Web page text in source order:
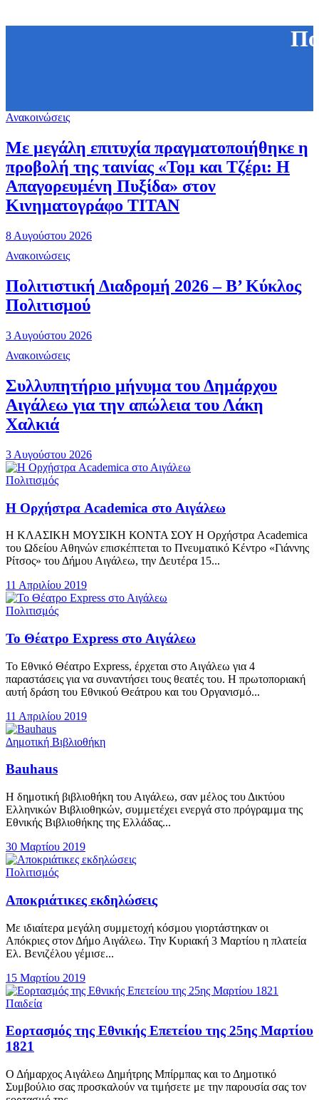
Ανακοινώσεις
Με μεγάλη επιτυχία πραγματοποιήθηκε η
προβολή της ταινίας «Τομ και Τζέρι: Η
Απαγορευμένη Πυξίδα» στον
Κινηματογράφο ΤΙΤΑΝ
8 Αυγούστου 2026
Ανακοινώσεις
Πολιτιστική Διαδρομή 2026 – Β’ Κύκλος
Πολιτισμού
3 Αυγούστου 2026
Ανακοινώσεις
Συλλυπητήριο μήνυμα του Δημάρχου
Αιγάλεω για την απώλεια του Λάκη
Χαλκιά
3 Αυγούστου 2026
Πολιτισμός
H Ορχήστρα Academica στο Αιγάλεω
Η ΚΛΑΣΙΚΗ ΜΟΥΣΙΚΗ ΚΟΝΤΑ ΣΟΥ Η Ορχήστρα Academica
του Ωδείου Αθηνών επισκέπτεται το Πνευματικό Κέντρο «Γιάννης
Ρίτσος» του Δήμου Αιγάλεω, την Δευτέρα 15...
11 Απριλίου 2019
Πολιτισμός
Το Θέατρο Express στο Αιγάλεω
Το Εθνικό Θέατρο Express, έρχεται στο Αιγάλεω για 4
παραστάσεις για να συναντήσει τους θεατές του. Η πρωτοποριακή
αυτή δράση του Εθνικού Θεάτρου και του Οργανισμό...
11 Απριλίου 2019
Δημοτική Βιβλιοθήκη
Bauhaus
Η δημοτική βιβλιοθήκη του Αιγάλεω, σαν μέλος του Δικτύου
Ελληνικών Βιβλιοθηκών, συμμετέχει ενεργά στο πρόγραμμα της
Εθνικής Βιβλιοθήκης της Ελλάδας...
30 Μαρτίου 2019
Πολιτισμός
Αποκριάτικες εκδηλώσεις
Με ιδιαίτερα μεγάλη συμμετοχή κόσμου γιορτάστηκαν οι
Απόκριες στον Δήμο Αιγάλεω. Την Κυριακή 3 Μαρτίου η πλατεία
Ελ. Βενιζέλου γέμισε...
15 Μαρτίου 2019
Παιδεία
Εορτασμός της Εθνικής Επετείου της 25ης Μαρτίου
1821
Ο Δήμαρχος Αιγάλεω Δημήτρης Μπίρμπας και το Δημοτικό
Συμβούλιο σας προσκαλούν να τιμήσετε με την παρουσία σας τον